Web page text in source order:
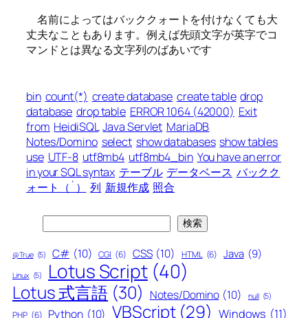
名前によってはバッククォートを付けなくても大
丈夫なこともあります。例えば先頭文字が英字でコ
マンドとは異なる文字列のばあいです
bin count(*) create database create table drop
database drop table ERROR 1064 (42000) Exit
from HeidiSQL Java Servlet MariaDB
Notes/Domino select show databases show tables
use UTF-8 utf8mb4 utf8mb4_bin You have an error
in your SQL syntax テーブル データベース バックク
ォート（`）
列 新規作成 照合
検索
@True (5) C# (10) CGI (6) CSS (10) HTML (6) Java (9)
Linux (5) Lotus Script (40)
Lotus 式言語 (30) Notes/Domino (10) null (5)
PHP (6) Python (10) VBScript (29) Windows (11)